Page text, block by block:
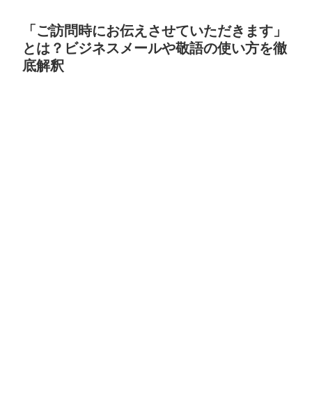
「ご訪問時にお伝えさせていただきます」
とは？ビジネスメールや敬語の使い方を徹
底解釈